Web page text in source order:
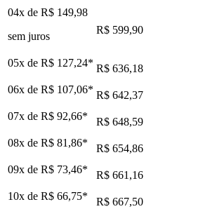
04x de R$ 149,98
sem juros
R$ 599,90
05x de R$ 127,24* R$ 636,18
06x de R$ 107,06* R$ 642,37
07x de R$ 92,66*
R$ 648,59
08x de R$ 81,86*
R$ 654,86
09x de R$ 73,46*
R$ 661,16
10x de R$ 66,75*
R$ 667,50